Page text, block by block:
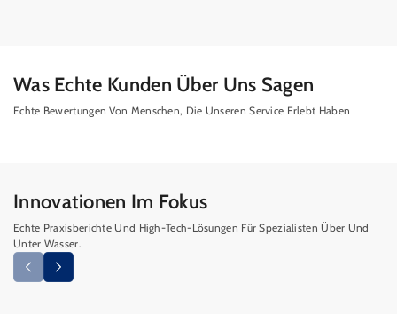
Was Echte Kunden Über Uns Sagen
Echte Bewertungen Von Menschen, Die Unseren Service Erlebt Haben
Innovationen Im Fokus
Echte Praxisberichte Und High-Tech-Lösungen Für Spezialisten Über Und
Unter Wasser.